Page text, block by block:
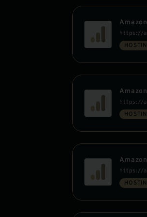
https://
https://
https://